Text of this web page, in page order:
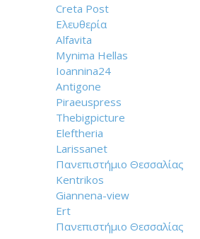
Creta Post
Ελευθερία
Alfavita
Mynima Hellas
Ioannina24
Antigone
Piraeuspress
Thebigpicture
Eleftheria
Larissanet
Πανεπιστήμιο Θεσσαλίας
Kentrikos
Giannena-view
Ert
Πανεπιστήμιο Θεσσαλίας